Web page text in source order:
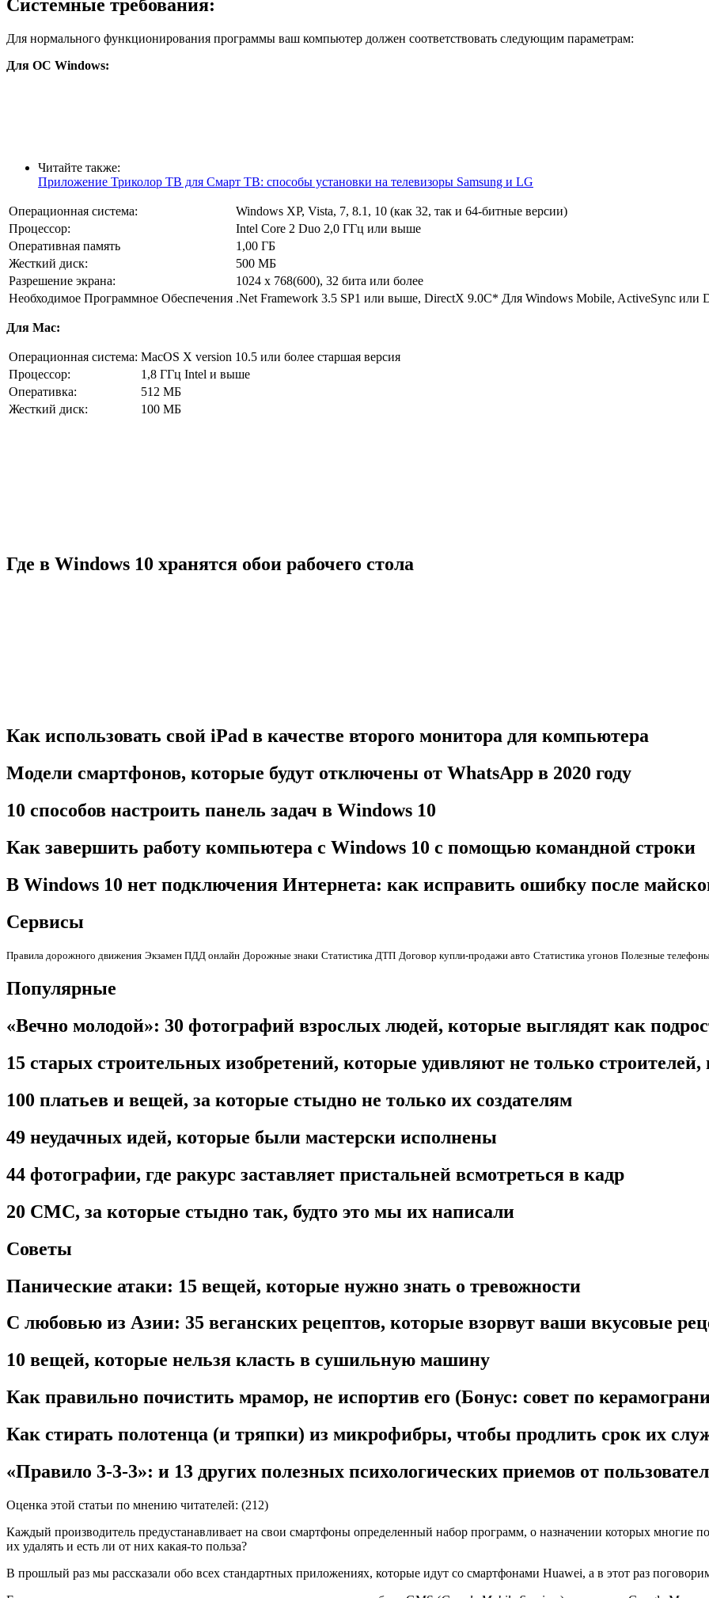
Системные требования:
Для нормального функционирования программы ваш компьютер должен соответствовать следующим параметрам:
Для ОС Windows:
Читайте также:
Приложение Триколор ТВ для Смарт ТВ: способы установки на телевизоры Samsung и LG
Операционная система:
Windows XP, Vista, 7, 8.1, 10 (как 32, так и 64-битные версии)
Процессор:
Intel Core 2 Duo 2,0 ГГц или выше
Оперативная память
1,00 ГБ
Жесткий диск:
500 МБ
Разрешение экрана:
1024 x 768(600), 32 бита или более
Необходимое Программное Обеспечения .Net Framework 3.5 SP1 или выше, DirectX 9.0C* Для Windows Mobile, ActiveSync или
Для Mac:
Операционная система: MacOS X version 10.5 или более старшая версия
Процессор:
1,8 ГГц Intel и выше
Оперативка:
512 МБ
Жесткий диск:
100 МБ
Где в Windows 10 хранятся обои рабочего стола
Как использовать свой iPad в качестве второго монитора для компьютера
Модели смартфонов, которые будут отключены от WhatsApp в 2020 году
10 способов настроить панель задач в Windows 10
Как завершить работу компьютера с Windows 10 с помощью командной строки
В Windows 10 нет подключения Интернета: как исправить ошибку после
Сервисы
Правила дорожного движения Экзамен ПДД онлайн Дорожные знаки Статистика ДТП Договор купли-продажи авто Статистика угонов Полезные
Популярные
«Вечно молодой»: 30 фотографий взрослых людей, которые выглядят как
15 старых строительных изобретений, которые удивляют не только строителей,
100 платьев и вещей, за которые стыдно не только их создателям
49 неудачных идей, которые были мастерски исполнены
44 фотографии, где ракурс заставляет пристальней всмотреться в кадр
20 СМС, за которые стыдно так, будто это мы их написали
Советы
Панические атаки: 15 вещей, которые нужно знать о тревожности
С любовью из Азии: 35 веганских рецептов, которые взорвут ваши вкусовые
10 вещей, которые нельзя класть в сушильную машину
Как правильно почистить мрамор, не испортив его (Бонус: совет по
Как стирать полотенца (и тряпки) из микрофибры, чтобы продлить срок их
«Правило 3-3-3»: и 13 других полезных психологических приемов от
Оценка этой статьи по мнению читателей: (212)
Каждый производитель предустанавливает на свои смартфоны определенный набор программ, о назначении которых многие
их удалять и есть ли от них какая-то польза?
В прошлый раз мы рассказали обо всех стандартных приложениях, которые идут со смартфонами Huawei, а в этот раз